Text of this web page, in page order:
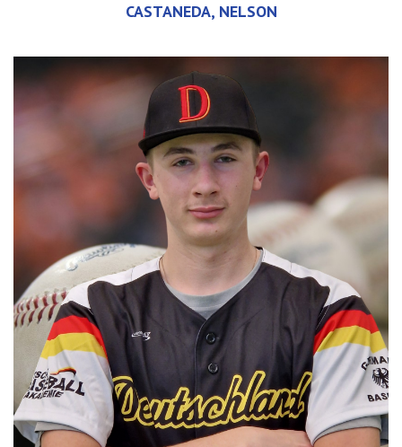
CASTANEDA, NELSON